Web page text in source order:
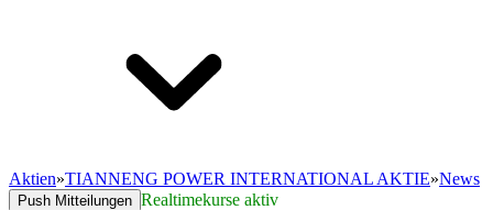
Aktien»TIANNENG POWER INTERNATIONAL AKTIE»News
Push Mitteilungen Realtimekurse aktiv